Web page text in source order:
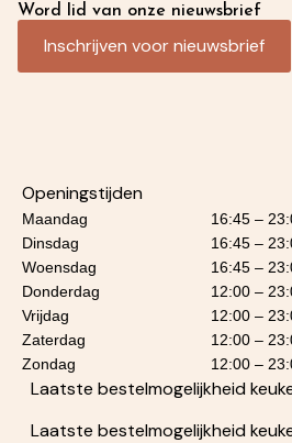
Word lid van onze nieuwsbrief
Inschrijven voor nieuwsbrief
Openingstijden
Maandag
16:45 –
Dinsdag
16:45 –
Woensdag
16:45 –
Donderdag
12:00 –
Vrijdag
12:00 –
Zaterdag
12:00 –
Zondag
12:00 –
Laatste bestelmogelijkheid
Laatste bestelmogelijkheid